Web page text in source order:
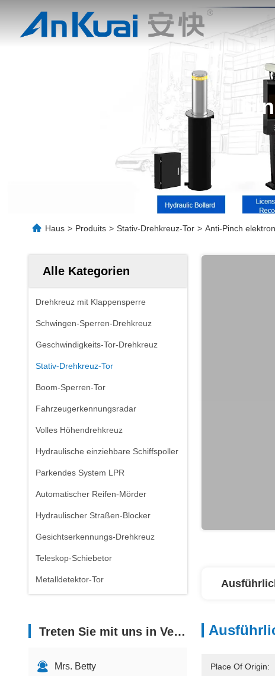
Haus > Produits > Stativ-Drehkreuz-Tor > Anti-Pinch
Alle Kategorien
Drehkreuz mit Klappensperre
Schwingen-Sperren-Drehkreuz
Geschwindigkeits-Tor-Drehkreuz
Stativ-Drehkreuz-Tor
Boom-Sperren-Tor
Fahrzeugerkennungsradar
Volles Höhendrehkreuz
Hydraulische einziehbare Schiffspoller
Parkendes System LPR
Automatischer Reifen-Mörder
Hydraulischer Straßen-Blocker
Gesichtserkennungs-Drehkreuz
Teleskop-Schiebetor
Metalldetektor-Tor
Treten Sie mit uns in Verbindung
Mrs. Betty Place Of Origin: